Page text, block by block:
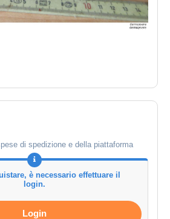
di spedizione e della piattaforma
è necessario effettuare il
login.
Login